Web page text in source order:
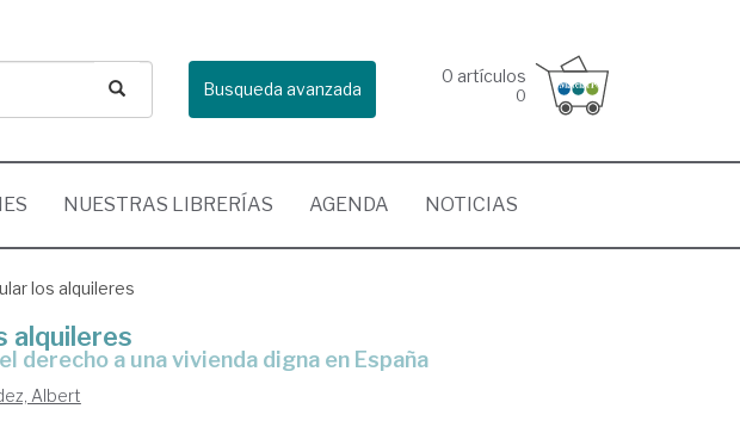
Busqueda avanzada
0 artículos
0
NUESTRAS LIBRERÍAS AGENDA NOTICIAS
los alquileres
alquileres
derecho a una vivienda digna en España
Albert